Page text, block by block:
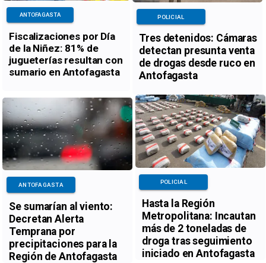
Fiscalizaciones por Día
de la Niñez: 81% de
jugueterías resultan con
sumario en Antofagasta
ANTOFAGASTA
Tres detenidos: Cámaras
detectan presunta venta
de drogas desde ruco en
Antofagasta
POLICIAL
Se sumarían al viento:
Decretan Alerta
Temprana por
precipitaciones para la
Región de Antofagasta
ANTOFAGASTA
Hasta la Región
Metropolitana: Incautan
más de 2 toneladas de
droga tras seguimiento
iniciado en Antofagasta
POLICIAL